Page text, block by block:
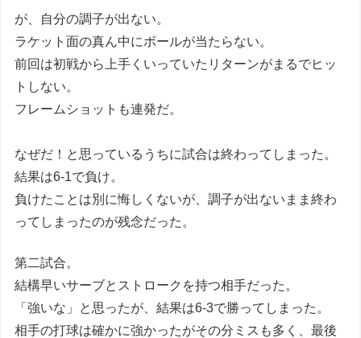
が、自分の調子が出ない。
ラケット面の真ん中にボールが当たらない。
前回は初戦から上手くいっていたリターンがまるでヒッ
トしない。
フレームショットも連発だ。
なぜだ！と思っているうちに試合は終わってしまった。
結果は6-1で負け。
負けたことは別に悔しくないが、調子が出ないまま終わ
ってしまったのが残念だった。
第二試合。
結構早いサーブとストロークを持つ相手だった。
「強いな」と思ったが、結果は6-3で勝ってしまった。
相手の打球は確かに強かったがその分ミスも多く、最後